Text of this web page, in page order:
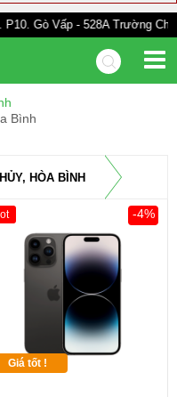
- 528A Trường Chinh. F13.
Bình
HÒA BÌNH
Giá tốt !
-4%